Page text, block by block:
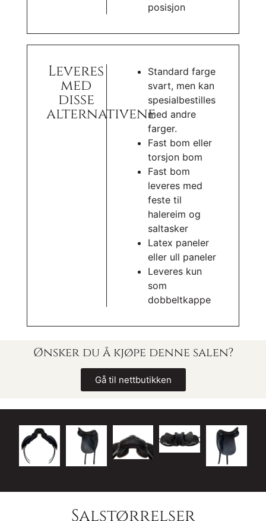
posisjon
Leveres
med
disse
alternativene
Standard farge
svart, men kan
spesialbestilles
med andre
farger.
Fast bom eller
torsjon bom
Fast bom
leveres med
feste til
halereim og
saltasker
Latex paneler
eller ull paneler
Leveres kun
som
dobbeltkappe
Ønsker du å kjøpe denne salen?
Gå til nettbutikken
Salstørrelser